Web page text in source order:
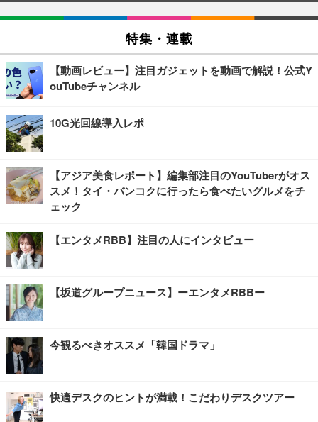
特集・連載
【動画レビュー】注目ガジェットを動画で解説！公式Y
ouTubeチャンネル
10G光回線導入レポ
【アジア美食レポート】編集部注目のYouTuberがオス
スメ！タイ・バンコクに行ったら食べたいグルメをチ
ェック
【エンタメRBB】注目の人にインタビュー
【坂道グループニュース】ーエンタメRBBー
今観るべきオススメ「韓国ドラマ」
快適デスクのヒントが満載！こだわりデスクツアー